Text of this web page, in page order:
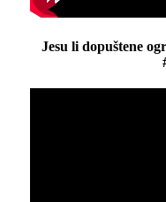
Jesu li dopuštene